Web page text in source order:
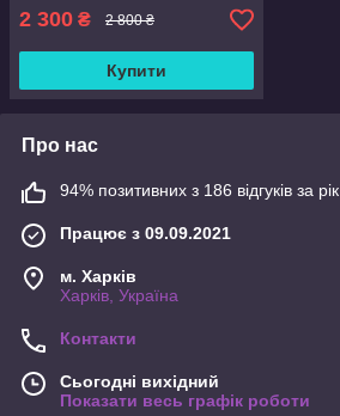
2 300 ₴ 2 800 ₴
Купити
Про нас
94% позитивних з 186 відгуків за рік
Працює з 09.09.2021
м. Харків
Харків, Україна
Контакти
Сьогодні вихідний
Показати весь графік роботи